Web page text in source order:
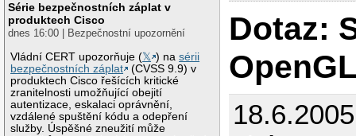
Série bezpečnostních záplat v
produktech Cisco
dnes 16:00 | Bezpečnostní upozornění
Vládní CERT upozorňuje (𝕏 ) nasérii
bezpečnostních záplat
(CVSS 9.9) v
produktech Cisco řešících kritické
zranitelnosti umožňující obejití
autentizace, eskalaci oprávnění,
vzdálené spuštění kódu a odepření
služby. Úspěšné zneužití může
Dotaz: